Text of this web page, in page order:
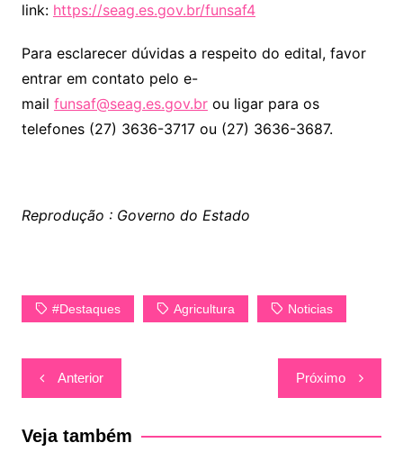
link: https://seag.es.gov.br/funsaf4
Para esclarecer dúvidas a respeito do edital, favor
entrar em contato pelo e-
mail funsaf@seag.es.gov.brou ligar para os
telefones (27) 3636-3717 ou (27) 3636-3687.
Reprodução : Governo do Estado
#Destaques Agricultura Noticias
Navegação
de
Post
Anterior Próximo
Veja também